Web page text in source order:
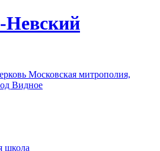
Невский
Московская митрополия,
Видное
школа